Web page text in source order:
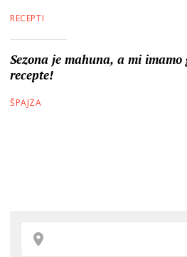
RECEPTI
Sezona je mahuna, a mi imamo
recepte!
ŠPAJZA